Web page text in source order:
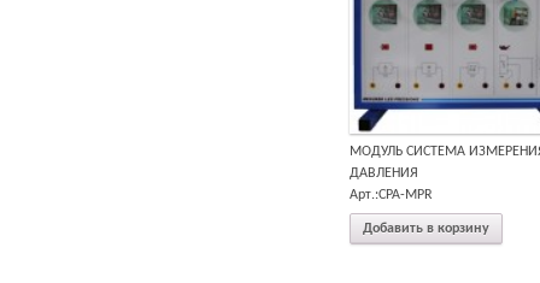
МОДУЛЬ СИСТЕМА
ДАВЛЕНИЯ
Арт.:CPA-MPR
Добавить в корзину